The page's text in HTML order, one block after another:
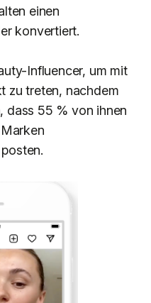
einen
konvertiert.
Influencer, um mit
zu treten, nachdem
dass 55 % von ihnen